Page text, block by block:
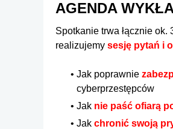
AGENDA
Spotkanie trwa łącznie
realizujemy sesję pytań i
Jak poprawnie
cyberprzestępców
Jak nie paść ofiarą
Jak chronić swoją